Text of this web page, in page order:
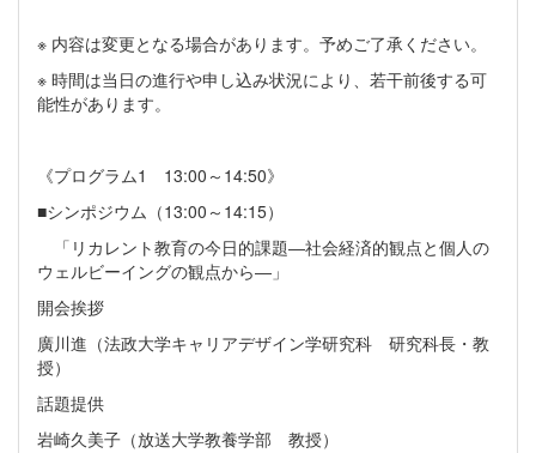
※ 内容は変更となる場合があります。予めご了承ください。
※ 時間は当日の進行や申し込み状況により、若干前後する可
能性があります。
《プログラム1 13:00～14:50》
■シンポジウム（13:00～14:15）
「リカレント教育の今日的課題―社会経済的観点と個人の
ウェルビーイングの観点から―」
開会挨拶
廣川進（法政大学キャリアデザイン学研究科 研究科長・教
授）
話題提供
岩崎久美子（放送大学教養学部 教授）